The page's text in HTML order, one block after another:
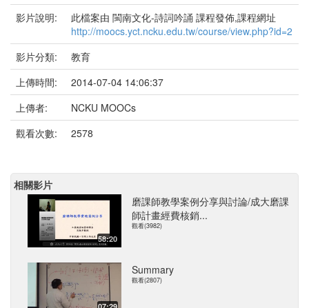
影片說明:
此檔案由 閩南文化-詩詞吟誦 課程發佈,課程網址
http://moocs.yct.ncku.edu.tw/course/view.php?id=2
影片分類:
教育
上傳時間:
2014-07-04 14:06:37
上傳者:
NCKU MOOCs
觀看次數:
2578
相關影片
58:20
磨課師教學案例分享與討論/成大磨課
師計畫經費核銷...
觀看(3982)
Summary
觀看(2807)